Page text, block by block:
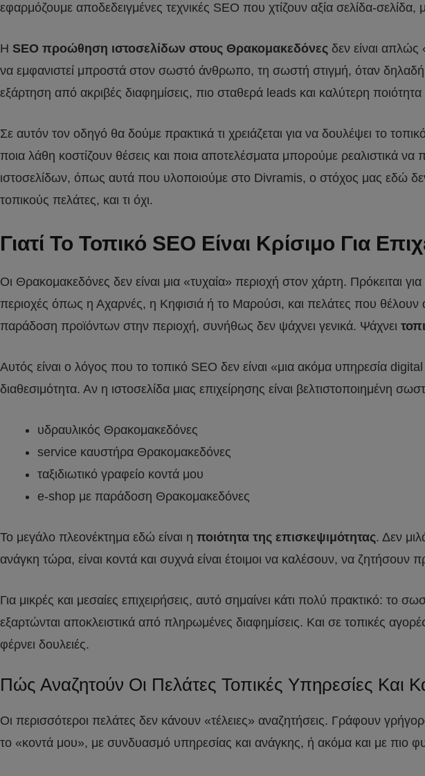
εφαρμόζουμε αποδεδειγμένες τεχνικές SEO που χτίζουν αξία σελίδα-σελίδα,
Η SEO προώθηση ιστοσελίδων στους Θρακομακεδόνες δεν είναι απλώς
να εμφανιστεί μπροστά στον σωστό άνθρωπο, τη σωστή στιγμή, όταν δηλαδή
εξάρτηση από ακριβές διαφημίσεις, πιο σταθερά leads και καλύτερη
Σε αυτόν τον οδηγό θα δούμε πρακτικά τι χρειάζεται για να δουλέψει το
ποια λάθη κοστίζουν θέσεις και ποια αποτελέσματα μπορούμε ρεαλιστικά
ιστοσελίδων, όπως αυτά που υλοποιούμε στο Divramis, ο στόχος μας εδώ δεν
τοπικούς πελάτες, και τι όχι.
Γιατί Το Τοπικό SEO Είναι Κρίσιμο Για
Οι Θρακομακεδόνες δεν είναι μια «τυχαία» περιοχή στον χάρτη. Πρόκειται
περιοχές όπως η Αχαρνές, η Κηφισιά ή το Μαρούσι, και πελάτες που θέλουν
παράδοση προϊόντων στην περιοχή, συνήθως δεν ψάχνει γενικά. Ψάχνει
Αυτός είναι ο λόγος που το τοπικό SEO δεν είναι «μια ακόμα υπηρεσία
διαθεσιμότητα. Αν η ιστοσελίδα μιας επιχείρησης είναι βελτιστοποιημένη
υδραυλικός Θρακομακεδόνες
service καυστήρα Θρακομακεδόνες
ταξιδιωτικό γραφείο κοντά μου
e-shop με παράδοση Θρακομακεδόνες
Το μεγάλο πλεονέκτημα εδώ είναι η ποιότητα της επισκεψιμότητας. Δεν
ανάγκη τώρα, είναι κοντά και συχνά είναι έτοιμοι να καλέσουν, να
Για μικρές και μεσαίες επιχειρήσεις, αυτό σημαίνει κάτι πολύ πρακτικό:
εξαρτώνται αποκλειστικά από πληρωμένες διαφημίσεις. Και σε τοπικές
φέρνει δουλειές.
Πώς Αναζητούν Οι Πελάτες Τοπικές Υπηρεσίες Και
Οι περισσότεροι πελάτες δεν κάνουν «τέλειες» αναζητήσεις. Γράφουν
το «κοντά μου», με συνδυασμό υπηρεσίας και ανάγκης, ή ακόμα και με πιο